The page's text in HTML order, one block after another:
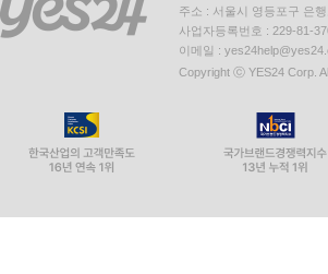
주소 : 서울시 영등포구 은
사업자등록번호 : 229-81-
이메일 :
Copyright ⓒ YES24 Corp.